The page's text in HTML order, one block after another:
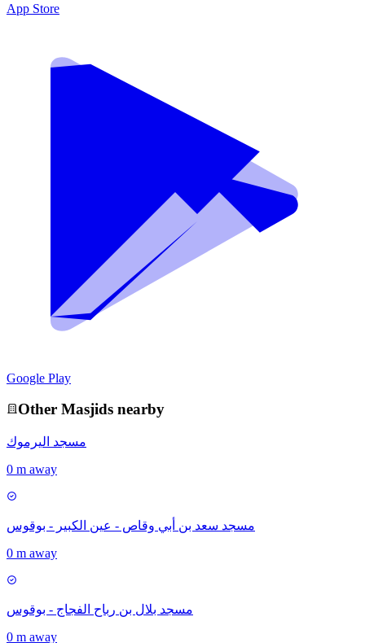
App Store
Google Play
Other Masjids nearby
مسجد اليرموك
0 m away
مسجد سعد بن أبي وقاص - عين الكبير - بوقوس
0 m away
مسجد بلال بن رباح الفجاج - بوقوس
0 m away